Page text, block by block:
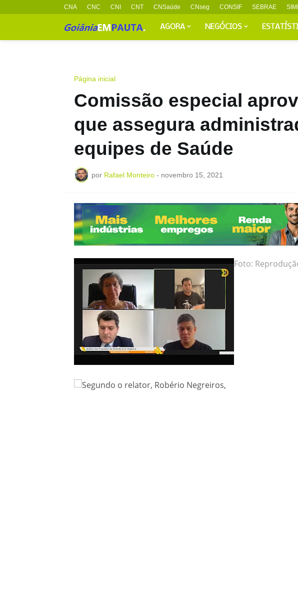
CNA CNC CNI CNT CNSaúde CNseg CONSIF SEBRAE
AGORA NEGÓCIOS
Página inicial
Comissão especial
que assegura
equipes de Saúde
por Rafael Monteiro - novembro 15, 2021
Foto: